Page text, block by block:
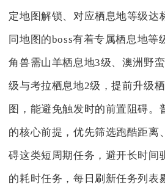
定地图解锁、对应栖息地等级达
同地图的boss有着专属栖息地等
角兽需山羊栖息地3级、澳洲野
级与考拉栖息地2级，提前升级
图，能避免触发时的前置阻碍。
的核心前提，优先筛选跑酷距离
碍这类短周期任务，避开长时间
的耗时任务，每日刷新任务列表